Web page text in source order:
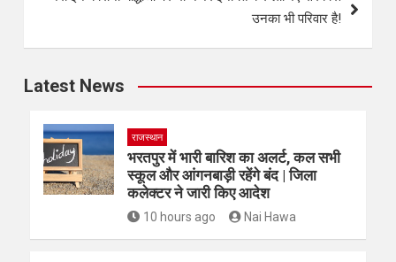
उनका भी परिवार है!
Latest News
राजस्थान
भरतपुर में भारी बारिश का अलर्ट, कल सभी
स्कूल और आंगनबाड़ी रहेंगे बंद | जिला
कलेक्टर ने जारी किए आदेश
10 hours ago Nai Hawa